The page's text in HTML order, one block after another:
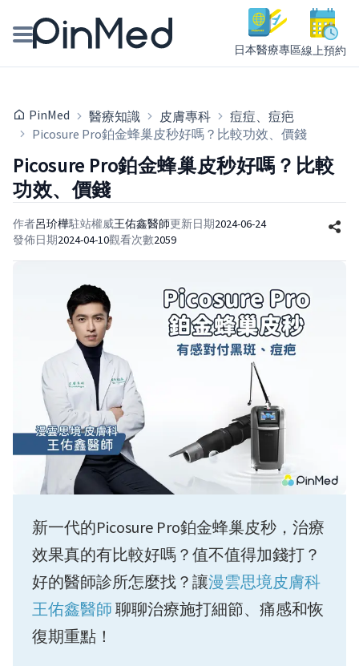
日本醫療專區線上預約
醫師專欄專訪
健康主題館
PinMed 醫療知識 皮膚專科
痘痘、痘疤
Picosure Pro鉑金蜂巢皮秒好嗎？比較功效、價錢
Picosure Pro鉑金蜂巢皮秒好嗎？比較
功效、價錢
作者呂玠樺駐站權威王佑鑫醫師更新日期2024-06-24
發佈日期2024-04-10觀看次數2059
新一代的Picosure Pro鉑金蜂巢皮秒，治療
效果真的有比較好嗎？值不值得加錢打？
好的醫師診所怎麼找？讓漫雲思境皮膚科
王佑鑫醫師 聊聊治療施打細節、痛感和恢
復期重點！